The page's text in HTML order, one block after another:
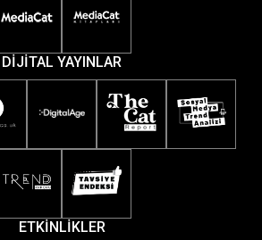
DİJİTAL YAYINLAR
ETKİNLİKLER